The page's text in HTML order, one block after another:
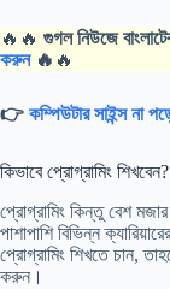
🔥🔥 গুগল নিউজে
করুন🔥 🔥
👉 কম্পিউটার সাইন্স না
কিভাবে প্রোগ্রামিং শিখবেন?
প্রোগ্রামিং কিন্তু বেশ
পাশাপাশি বিভিন্ন
প্রোগ্রামিং শিখতে চান,
করুন।